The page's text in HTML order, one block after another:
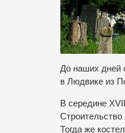
До наших дней
в Людвике из
В середине
Тогда же